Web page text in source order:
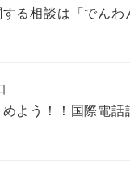
る相談は「でんわ
めよう！！国際電